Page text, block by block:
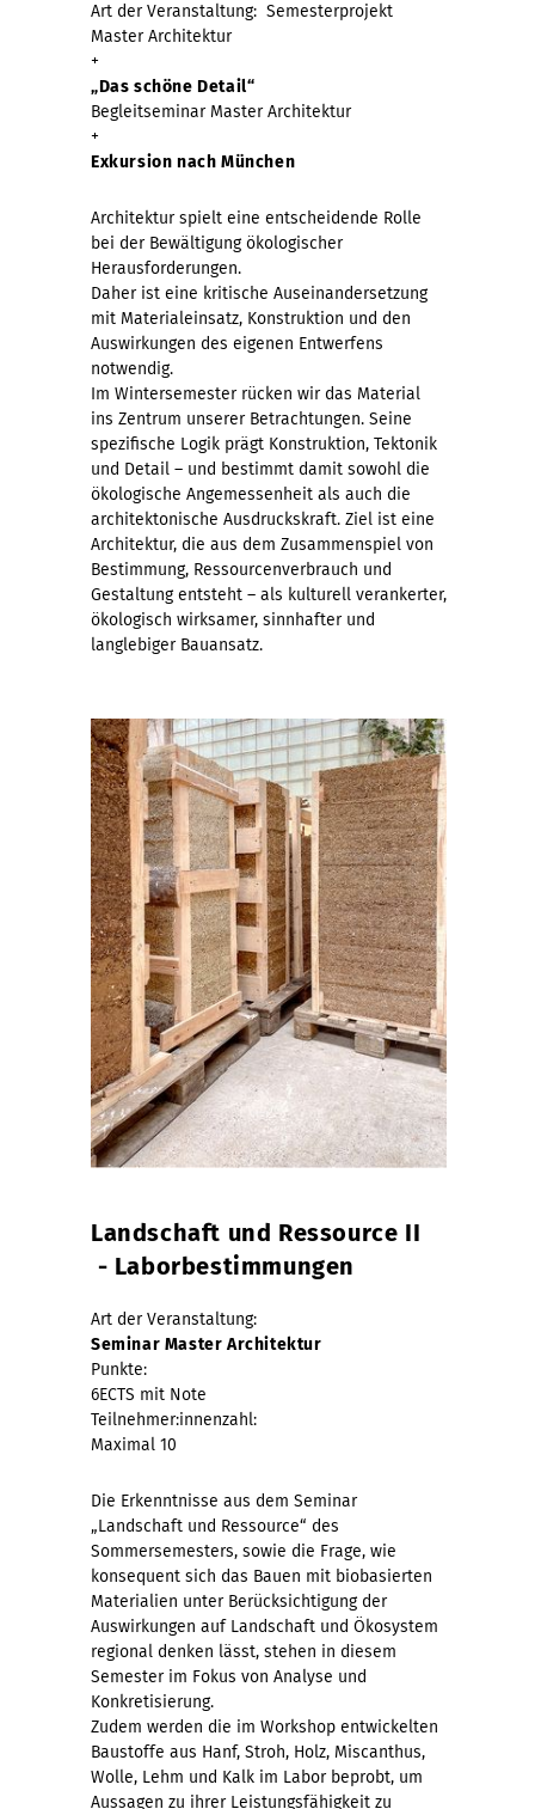
Art der Veranstaltung: Semesterprojekt
Master Architektur
+
„Das schöne Detail“
Begleitseminar Master Architektur
+
Exkursion nach München
Architektur spielt eine entscheidende Rolle
bei der Bewältigung ökologischer
Herausforderungen.
Daher ist eine kritische Auseinandersetzung
mit Materialeinsatz, Konstruktion und den
Auswirkungen des eigenen Entwerfens
notwendig.
Im Wintersemester rücken wir das Material
ins Zentrum unserer Betrachtungen. Seine
spezifische Logik prägt Konstruktion, Tektonik
und Detail – und bestimmt damit sowohl die
ökologische Angemessenheit als auch die
architektonische Ausdruckskraft. Ziel ist eine
Architektur, die aus dem Zusammenspiel von
Bestimmung, Ressourcenverbrauch und
Gestaltung entsteht – als kulturell verankerter,
ökologisch wirksamer, sinnhafter und
langlebiger Bauansatz.
Landschaft und Ressource II
- Laborbestimmungen
Art der Veranstaltung:
Seminar Master Architektur
Punkte:
6ECTS mit Note
Teilnehmer:innenzahl:
Maximal 10
Die Erkenntnisse aus dem Seminar
„Landschaft und Ressource“ des
Sommersemesters, sowie die Frage, wie
konsequent sich das Bauen mit biobasierten
Materialien unter Berücksichtigung der
Auswirkungen auf Landschaft und Ökosystem
regional denken lässt, stehen in diesem
Semester im Fokus von Analyse und
Konkretisierung.
Zudem werden die im Workshop entwickelten
Baustoffe aus Hanf, Stroh, Holz, Miscanthus,
Wolle, Lehm und Kalk im Labor beprobt, um
Aussagen zu ihrer Leistungsfähigkeit zu